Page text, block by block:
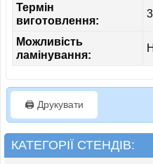
Термін
виготовлення:
Можливість
ламінування:
🖨️ Друкувати
КАТЕГОРІЇ СТЕНДІВ: